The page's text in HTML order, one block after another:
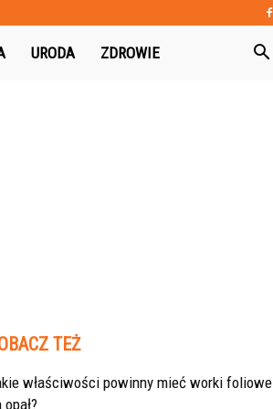
URODA ZDROWIE
TEŻ
właściwości powinny mieć worki foliowe
opał?